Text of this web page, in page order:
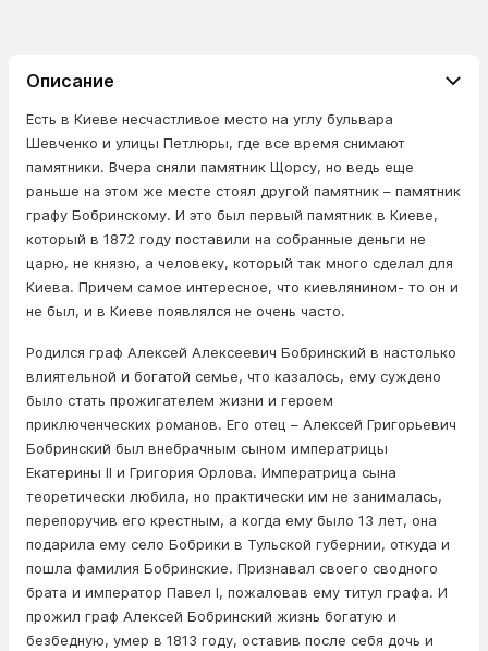
Описание
Есть в Киеве несчастливое место на углу бульвара
Шевченко и улицы Петлюры, где все время снимают
памятники. Вчера сняли памятник Щорсу, но ведь еще
раньше на этом же месте стоял другой памятник – памятник
графу Бобринскому. И это был первый памятник в Киеве,
который в 1872 году поставили на собранные деньги не
царю, не князю, а человеку, который так много сделал для
Киева. Причем самое интересное, что киевлянином- то он и
не был, и в Киеве появлялся не очень часто.
Родился граф Алексей Алексеевич Бобринский в настолько
влиятельной и богатой семье, что казалось, ему суждено
было стать прожигателем жизни и героем
приключенческих романов. Его отец – Алексей Григорьевич
Бобринский был внебрачным сыном императрицы
Екатерины II и Григория Орлова. Императрица сына
теоретически любила, но практически им не занималась,
перепоручив его крестным, а когда ему было 13 лет, она
подарила ему село Бобрики в Тульской губернии, откуда и
пошла фамилия Бобринские. Признавал своего сводного
брата и император Павел I, пожаловав ему титул графа. И
прожил граф Алексей Бобринский жизнь богатую и
безбедную, умер в 1813 году, оставив после себя дочь и